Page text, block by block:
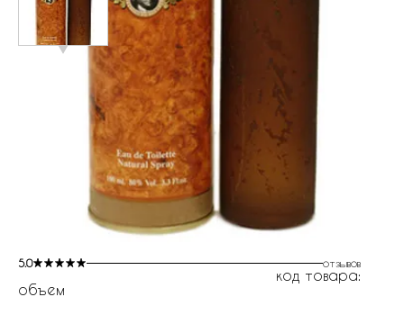
5.0 отзывов
код товара:
объем